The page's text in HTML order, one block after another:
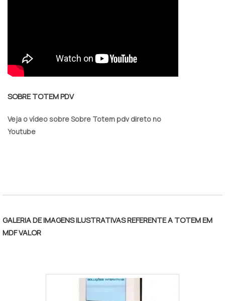
SOBRE TOTEM PDV
Veja o vídeo sobre Sobre Totem pdv direto no
Youtube
GALERIA DE IMAGENS ILUSTRATIVAS REFERENTE A TOTEM EM
MDF VALOR